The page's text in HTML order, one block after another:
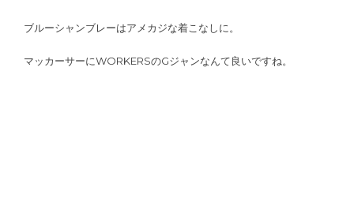
ブルーシャンブレーはアメカジな着こなしに。
マッカーサーにWORKERSのGジャンなんて良いですね。